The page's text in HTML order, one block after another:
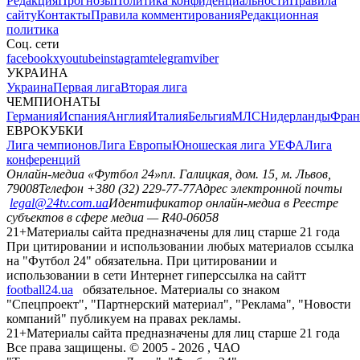
сайтуКонтактыПравила комментированияРедакционная
политика
Соц. сети
facebookxyoutubeinstagramtelegramviber
УКРАИНА
УкраинаПервая лигаВторая лига
ЧЕМПИОНАТЫ
ГерманияИспанияАнглияИталияБельгияМЛСНидерланды
ЕВРОКУБКИ
Лига чемпионовЛига ЕвропыЮношеская лига УЕФАЛига
конференций
Онлайн-медиа «Футбол 24»пл. Галицкая, дом. 15, м. Львов,
79008Телефон +380 (32) 229-77-77Адрес электронной почты
legal@24tv.com.uaИдентификатор онлайн-медиа в Реестре
субъектов в сфере медиа — R40-06058
21+Материалы сайта предназначены для лиц старше 21 года
При цитировании и использовании любых материалов ссылка
на "Футбол 24" обязательна. При цитировании и
использовании в сети Интернет гиперссылка на сайтт
football24.ua
обязательное. Материалы со знаком
"Спецпроект", "Партнерский материал", "Реклама", "Новости
компаний" публикуем на правах рекламы.
21+Материалы сайта предназначены для лиц старше 21 года
Все права защищены. © 2005 - 2026 , ЧАО